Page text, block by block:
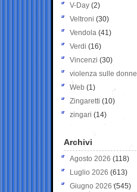
V-Day (2)
Veltroni (30)
Vendola (41)
Verdi (16)
Vincenzi (30)
violenza sulle donne
Web (1)
Zingaretti (10)
zingari (14)
Archivi
Agosto 2026 (118)
Luglio 2026 (613)
Giugno 2026 (545)